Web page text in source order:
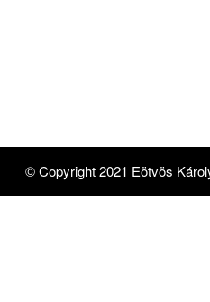
© Copyright 2021 Eötvös